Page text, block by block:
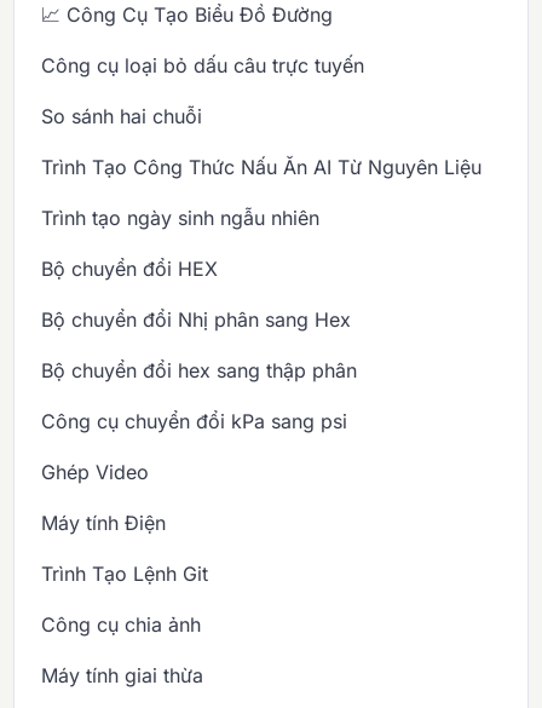
📈 Công Cụ Tạo Biểu Đồ Đường
Công cụ loại bỏ dấu câu trực tuyến
So sánh hai chuỗi
Trình Tạo Công Thức Nấu Ăn AI Từ Nguyên Liệu
Trình tạo ngày sinh ngẫu nhiên
Bộ chuyển đổi HEX
Bộ chuyển đổi Nhị phân sang Hex
Bộ chuyển đổi hex sang thập phân
Công cụ chuyển đổi kPa sang psi
Ghép Video
Máy tính Điện
Trình Tạo Lệnh Git
Công cụ chia ảnh
Máy tính giai thừa